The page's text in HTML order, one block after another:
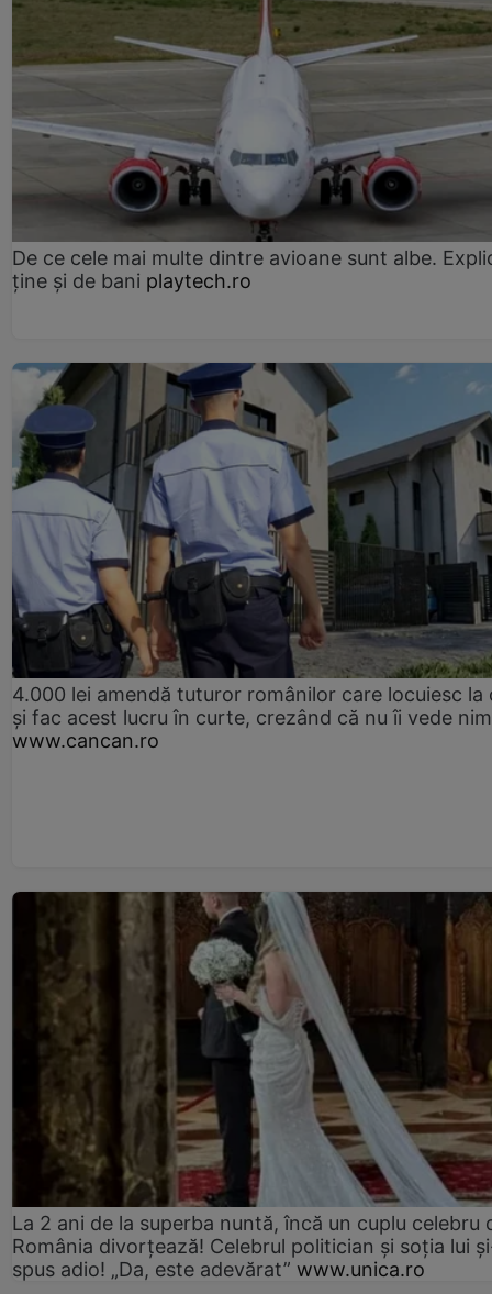
De ce cele mai multe dintre avioane sunt albe.
ține și de bani playtech.ro
4.000 lei amendă tuturor românilor care locuiesc la
și fac acest lucru în curte, crezând că nu îi vede
www.cancan.ro
La 2 ani de la superba nuntă, încă un cuplu celebru
România divorțează! Celebrul politician și soția lui
spus adio! „Da, este adevărat” www.unica.ro